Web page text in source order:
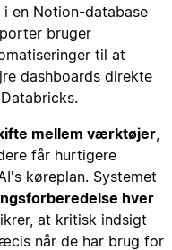
en Notion-database
bruger
til at
dashboards direkte
mellem værktøjer
får hurtigere
køreplan. Systemet
hver
at kritisk indsigt
når de har brug for